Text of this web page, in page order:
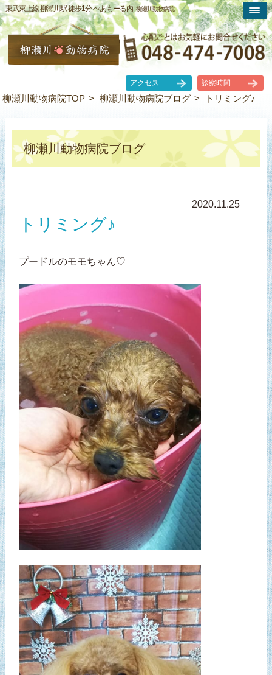
東武東上線 柳瀬川駅 徒歩1分 ぺあもーる内 -柳瀬川動物病院
アクセス 診察時間
柳瀬川動物病院TOP 柳瀬川動物病院ブログ トリミング♪
柳瀬川動物病院ブログ
2020.11.25
トリミング♪
プードルのモモちゃん♡